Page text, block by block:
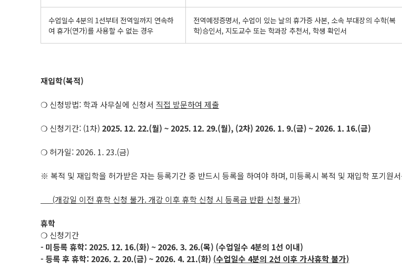
수업일수 4분의 1선부터 전역일까지 연속하
여 휴가(연가)를 사용할 수 없는 경우
전역예정증명서, 수업이 있는 날의 휴가증 사본, 소속 부대장의 수학(복
학)승인서, 지도교수 또는 학과장 추천서, 학생 확인서
재입학(복적)
❍ 신청방법: 학과 사무실에 신청서 직접 방문하여 제출
❍ 신청기간: (1차) 2025. 12. 22.(월) ~ 2025. 12. 29.(월), (2차) 2026. 1. 9.(금) ~ 2026. 1. 16.(금)
❍ 허가일: 2026. 1. 23.(금)
※ 복적 및 재입학을 허가받은 자는 등록기간 중 반드시 등록을 하여야 하며, 미등록시 복적 및 재입학 포기원
(개강일 이전 휴학 신청 불가. 개강 이후 휴학 신청 시 등록금 반환 신청 불가)
휴학
❍ 신청기간
- 미등록 휴학: 2025. 12. 16.(화) ~ 2026. 3. 26.(목) (수업일수 4분의 1선 이내)
- 등록 후 휴학: 2026. 2. 20.(금) ~ 2026. 4. 21.(화) (수업일수 4분의 2선 이후 가사휴학 불가)